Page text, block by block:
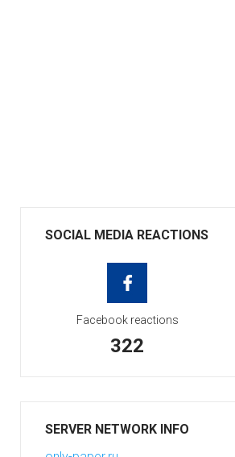
SOCIAL MEDIA REACTIONS
Facebook reactions
322
SERVER NETWORK INFO